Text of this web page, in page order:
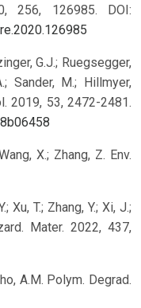
256, 126985. DOI:
G.J.; Ruegsegger,
Sander, M.; Hillmyer,
2019, 53, 2472-2481.
X.; Zhang, Z. Env.
Xu, T.; Zhang, Y.; Xi, J.;
Mater. 2022, 437,
A.M. Polym. Degrad.